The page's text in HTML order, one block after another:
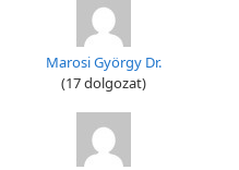
Marosi György Dr.
(17 dolgozat)